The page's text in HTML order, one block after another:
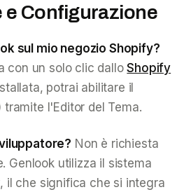
Configurazione
sul mio negozio Shopify?
con un solo clic dalloShopify
potrai abilitare il
l'Editor del Tema.
Non è richiesta
Genlook utilizza il sistema
il che significa che si integra